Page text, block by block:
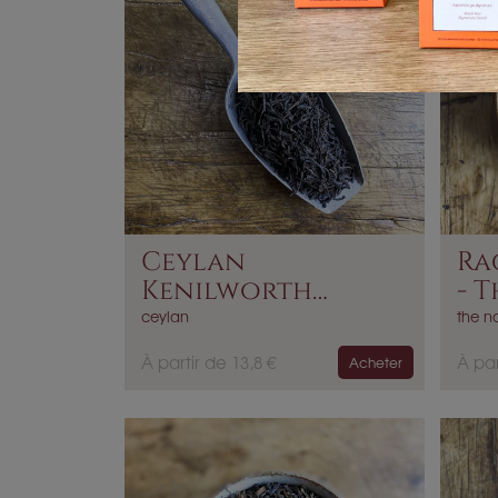
Ceylan
Kenilworth
Orange Pekoe
ceylan
P
x
À partir de 13,8 € Acheter
-
the
P
x
À